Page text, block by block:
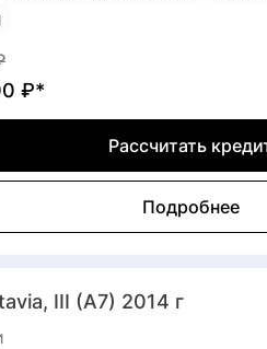
₽*
Рассчитать
Подробнее
III (A7) 2014 г